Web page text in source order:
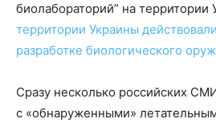
биолабораторий” на территории
территории Украины
разработке биологического
Сразу несколько российских
с «обнаруженными»